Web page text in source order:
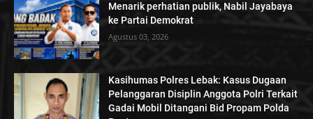
Menarik perhatian publik, Nabil Jayabaya
ke Partai Demokrat
Agustus 03, 2026
Kasihumas Polres Lebak: Kasus Dugaan
Pelanggaran Disiplin Anggota Polri Terkait
Gadai Mobil Ditangani Bid Propam Polda